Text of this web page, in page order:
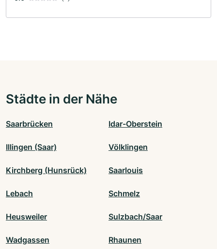
Städte in der Nähe
Saarbrücken Idar-Oberstein
Illingen (Saar) Völklingen
Kirchberg (Hunsrück) Saarlouis
Lebach Schmelz
Heusweiler Sulzbach/Saar
Wadgassen Rhaunen